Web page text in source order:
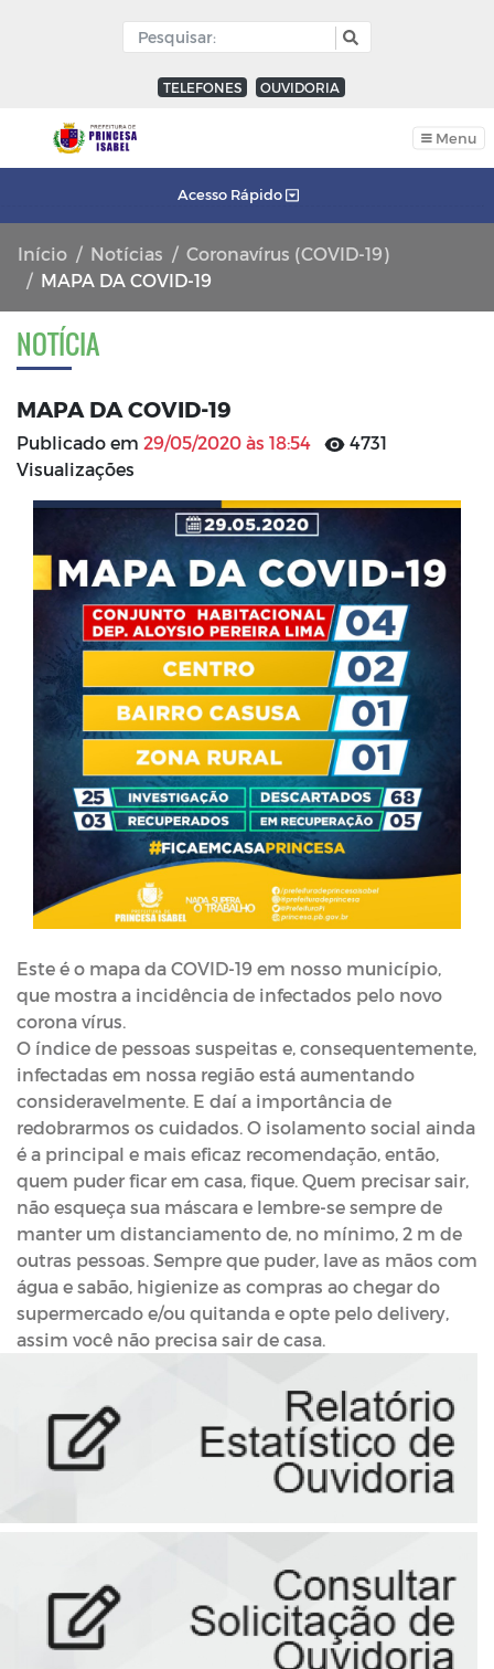
TELEFONES OUVIDORIA
Menu
Acesso Rápido
Início Notícias
Coronavírus (COVID-19)
MAPA DA COVID-19
NOTÍCIA
MAPA DA COVID-19
Publicado em 29/05/2020 às 18:54
4731
Visualizações
Este é o mapa da COVID-19 em nosso município,
que mostra a incidência de infectados pelo novo
corona vírus.
O índice de pessoas suspeitas e, consequentemente,
infectadas em nossa região está aumentando
consideravelmente. E daí a importância de
redobrarmos os cuidados. O isolamento social ainda
é a principal e mais eficaz recomendação, então,
quem puder ficar em casa, fique. Quem precisar sair,
não esqueça sua máscara e lembre-se sempre de
manter um distanciamento de, no mínimo, 2 m de
outras pessoas. Sempre que puder, lave as mãos com
água e sabão, higienize as compras ao chegar do
supermercado e/ou quitanda e opte pelo delivery,
assim você não precisa sair de casa.